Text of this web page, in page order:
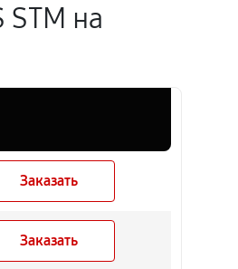
на
Заказать
Заказать